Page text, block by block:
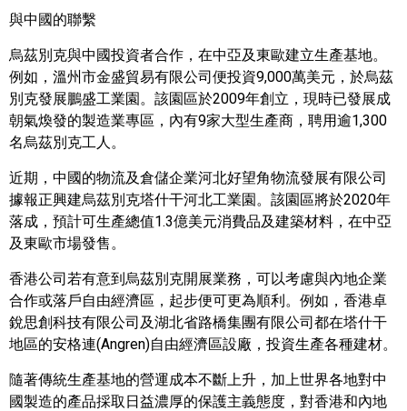
與中國的聯繫
烏茲別克與中國投資者合作，在中亞及東歐建立生產基地。
例如，溫州市金盛貿易有限公司便投資9,000萬美元，於烏茲
別克發展鵬盛工業園。該園區於2009年創立，現時已發展成
朝氣煥發的製造業專區，內有9家大型生產商，聘用逾1,300
名烏茲別克工人。
近期，中國的物流及倉儲企業河北好望角物流發展有限公司
據報正興建烏茲別克塔什干河北工業園。該園區將於2020年
落成，預計可生產總值1.3億美元消費品及建築材料，在中亞
及東歐市場發售。
香港公司若有意到烏茲別克開展業務，可以考慮與內地企業
合作或落戶自由經濟區，起步便可更為順利。例如，香港卓
銳思創科技有限公司及湖北省路橋集團有限公司都在塔什干
地區的安格連(Angren)自由經濟區設廠，投資生產各種建材。
隨著傳統生產基地的營運成本不斷上升，加上世界各地對中
國製造的產品採取日益濃厚的保護主義態度，對香港和內地